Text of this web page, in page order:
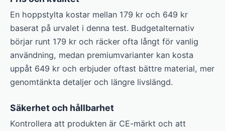
En hoppstylta kostar mellan 179 kr och 649 kr
baserat på urvalet i denna test. Budgetalternativ
börjar runt 179 kr och räcker ofta långt för vanlig
användning, medan premiumvarianter kan kosta
uppåt 649 kr och erbjuder oftast bättre material, mer
genomtänkta detaljer och längre livslängd.
Säkerhet och hållbarhet
Kontrollera att produkten är CE-märkt och att